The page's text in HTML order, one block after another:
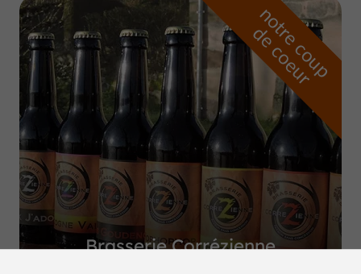
n
o
t
r
e
c
o
u
p
d
e
c
o
e
u
r
Brasserie Corrézienne